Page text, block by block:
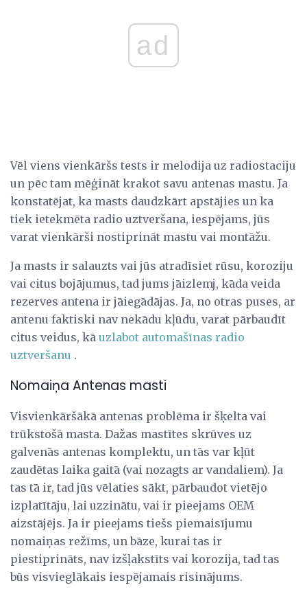
ad
Vēl viens vienkāršs tests ir melodija uz radiostaciju
un pēc tam mēģināt krakot savu antenas mastu. Ja
konstatējat, ka masts daudzkārt apstājies un ka
tiek ietekmēta radio uztveršana, iespējams, jūs
varat vienkārši nostiprināt mastu vai montāžu.
Ja masts ir salauzts vai jūs atradīsiet rūsu, koroziju
vai citus bojājumus, tad jums jāizlemj, kāda veida
rezerves antena ir jāiegādājas. Ja, no otras puses, ar
antenu faktiski nav nekādu kļūdu, varat pārbaudīt
citus veidus, kā uzlabot automašīnas radio
uztveršanu .
Nomaiņa Antenas masti
Visvienkāršākā antenas problēma ir šķelta vai
trūkstošā masta. Dažas mastītes skrūves uz
galvenās antenas komplektu, un tās var kļūt
zaudētas laika gaitā (vai nozagts ar vandaliem). Ja
tas tā ir, tad jūs vēlaties sākt, pārbaudot vietējo
izplatītāju, lai uzzinātu, vai ir pieejams OEM
aizstājējs. Ja ir pieejams tiešs piemaisījumu
nomaiņas režīms, un bāze, kurai tas ir
piestiprināts, nav izšļakstīts vai korozija, tad tas
būs visvieglākais iespējamais risinājums.